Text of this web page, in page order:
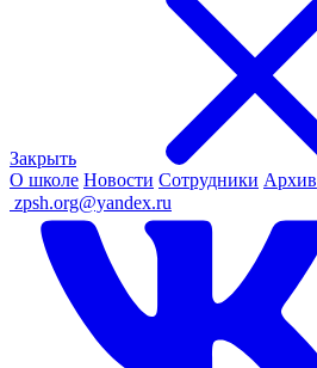
Закрыть
О школе Новости Сотрудники Архив
zpsh.org@yandex.ru